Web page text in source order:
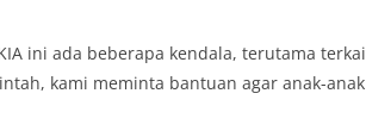
mempersiapkan dan memasang bendera
depan rumah masing-masing secara
bentuk penghormatan kita bersama
ini ada beberapa kendala, terutama
kami meminta bantuan agar anak-